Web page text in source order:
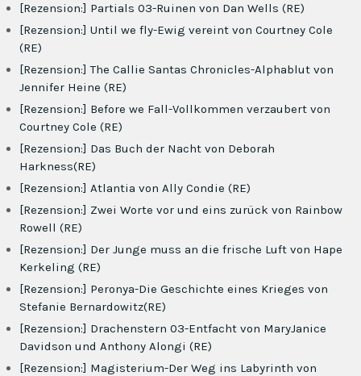
[Rezension:] Partials 03-Ruinen von Dan Wells (RE)
[Rezension:] Until we fly-Ewig vereint von Courtney Cole
(RE)
[Rezension:] The Callie Santas Chronicles-Alphablut von
Jennifer Heine (RE)
[Rezension:] Before we Fall-Vollkommen verzaubert von
Courtney Cole (RE)
[Rezension:] Das Buch der Nacht von Deborah
Harkness(RE)
[Rezension:] Atlantia von Ally Condie (RE)
[Rezension:] Zwei Worte vor und eins zurück von Rainbow
Rowell (RE)
[Rezension:] Der Junge muss an die frische Luft von Hape
Kerkeling (RE)
[Rezension:] Peronya-Die Geschichte eines Krieges von
Stefanie Bernardowitz(RE)
[Rezension:] Drachenstern 03-Entfacht von MaryJanice
Davidson und Anthony Alongi (RE)
[Rezension:] Magisterium-Der Weg ins Labyrinth von